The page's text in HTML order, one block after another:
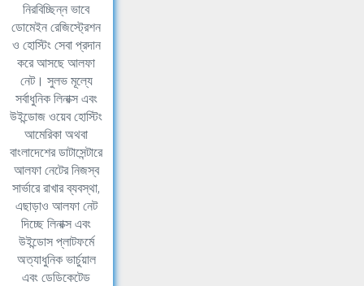
নিরবিচ্ছিন্ন ভাবে
ডোমেইন রেজিস্ট্রেশন
ও হোস্টিং সেবা প্রদান
করে আসছে আলফা
নেট। সুলভ মূল্যে
সর্বাধুনিক লিনাক্স এবং
উইন্ডোজ ওয়েব হোস্টিং
আমেরিকা অথবা
বাংলাদেশের ডাটাসেন্টারে
আলফা নেটের নিজস্ব
সার্ভারে রাখার ব্যবস্থা,
এছাড়াও আলফা নেট
দিচ্ছে লিনাক্স এবং
উইন্ডোস প্লাটফর্মে
অত্যাধুনিক ভার্চুয়াল
এবং ডেডিকেটেড